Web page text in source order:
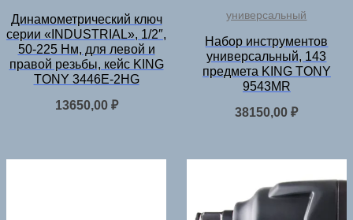
Динамометрический ключ
серии «INDUSTRIAL», 1/2″,
50-225 Нм, для левой и
правой резьбы, кейс KING
TONY 3446E-2HG
13650,00 ₽
универсальный
Набор инструментов
универсальный, 143
предмета KING TONY
9543MR
38150,00₽